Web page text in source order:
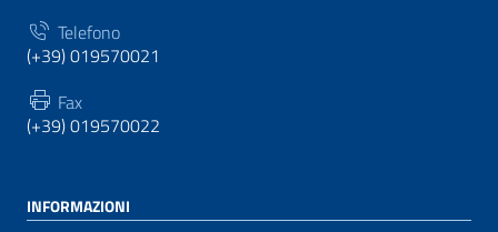
Telefono
(+39) 019570021
Fax
(+39) 019570022
INFORMAZIONI